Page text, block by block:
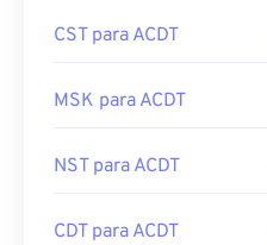
CST para ACDT
MSK para ACDT
NST para ACDT
CDT para ACDT